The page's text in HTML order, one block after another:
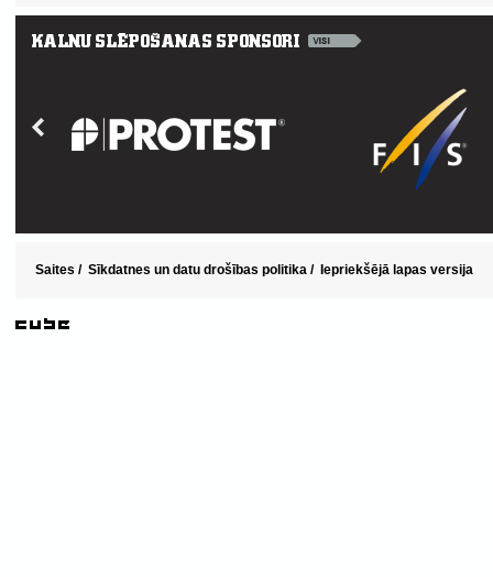
Saites / Sīkdatnes un datu drošības politika / Iepriekšējā lapas versija